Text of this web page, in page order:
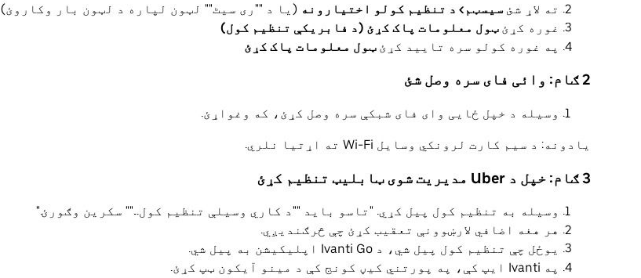
ته لاړ شئ سیسټم> د تنظیم کولو اختیارونه (یا د ""ری سیٹ"" لټون لپاره د لټون بار وکاروئ)
غوره کړئ ټول معلومات پاک کړئ (د فابریکې تنظیم کول)
په غوره کولو سره تایید کړئ ټول معلومات پاک کړئ
2 ګام: وائی فای سره وصل شئ
وسیله د خپل ځایی وای فای شبکې سره وصل کړئ، که وغواړئ.
یادونه: د سیم کارت لرونکي وسایل Wi-Fi ته اړتیا نلري.
3 ګام: خپل د Uber مدیریت شوی ټابلیټ تنظیم کړئ
وسیله به تنظیم کول پیل کړي. "تاسو باید ""د کاري وسیلې تنظیم کول..."" سکرین وګورئ."
هر هغه اضافي لارښوونې تعقیب کړئ چې څرګندیږي.
یوځل چې تنظیم کول پیل شي، د Ivanti Go اپلیکیشن به پیل شي.
په Ivanti ایپ کې، په پورتني کیڼ کونج کې د مینو آیکون ټپ کړئ.